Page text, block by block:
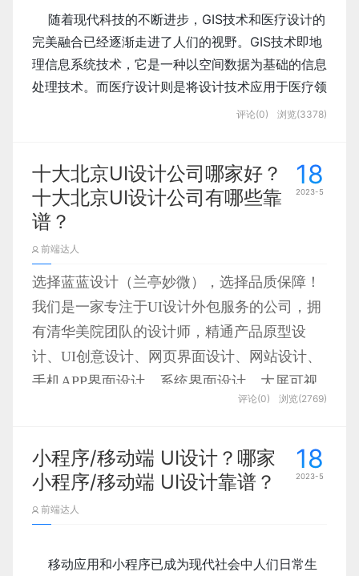
            安全可靠：由于医疗行业软件涉及个人
隐私数据等敏感信息，所以应该注重安全性。在
设计时，需要考虑用户身份验证、权限管理、数
            可用性：医疗行业软件应该非常注重可
用性，确保用户能够轻松、快速地完成任务。为
此，可以引入一些常用的设计元素，例如列表、
表格、搜索框等，同时在设计时，需要考虑各种
用户操作情况，如单击、双击、右键单击等。
            色彩搭配：在医疗行业软件的UI设计
中，色彩的搭配非常重要。应该选择适合目标用
元素，例如按钮、链接等。
以用户体验为核心，了解并满足用户的需求。设
一些基本原则，以确保设计出用户满意、易用、美观
            简洁明了：科研信息软件应注重界面简
洁明了，以避免用户过多的学习成本。应尽可能
用性，确保用户能够轻松、快速地完成任务。为
此，可以引入一些常用的设计元素，例如列表、
表格、搜索框等，同时在设计时，需要考虑各种
用户操作情况，如单击、双击、右键单击等。
户和应用场景的主题色系，并在设计过程中使用
这些颜色。此外，颜色还可以用来强调某些重要
元素，例如按钮、链接等。
完美融合已经逐渐走进了人们的视野。GIS技术即地
理信息系统技术，它是一种以空间数据为基础的信息
处理技术。而医疗设计则是将设计技术应用于医疗领
域，通过设计来提高医疗服务的效率和质量。两个看
    首先，GIS技术在医疗领域中的应用已经越来越广
泛。因为医疗服务需要考虑到地域性和时空性，因此
GIS技术的空间分析功能可以很好地满足这些需求。
通过GIS技术，医疗机构可以更好地对疾病分布、患
者流动、医疗资源等进行分析，从而指导医疗服务的
    其次，在医疗设计中，GIS技术也有着重要的应用
价值。医疗设施的建设需要考虑到诸多的因素，比
技术可以为医疗设施的选址提供更为准确的参考。同
时，GIS技术还可以为医疗设施的建设提供基础数据
支持，比如通过对周边地理环境的分析来确定医院的
建筑布局，从而实现最佳的设计效果。
评论(0) 浏览(3378)
18
2023-5
十大北京UI设计公司哪家好？
十大北京UI设计公司有哪些靠
谱？
前端达人
选择蓝蓝设计 （兰亭妙微）
，选择品质保障！
我们是一家专注于UI设计外包服务的公司，拥
有清华美院团队的设计师，精通产品原型设
计、 UI创意设计、网页界面设计、网站设计、
手机 APP界面设计、系统界面设计、大屏可视
化设计等多个领域。作为百强企业合作服务
服务的客户涵盖政府、银行金融、互联网、航
天军工、能源、仪器监控、气象、轨道交通、
国家地理等领域。选择蓝蓝设计，让您的品牌
评论(0) 浏览(2769)
18
2023-5
小程序/移动端 UI设计？哪家
小程序/移动端 UI设计靠谱？
前端达人